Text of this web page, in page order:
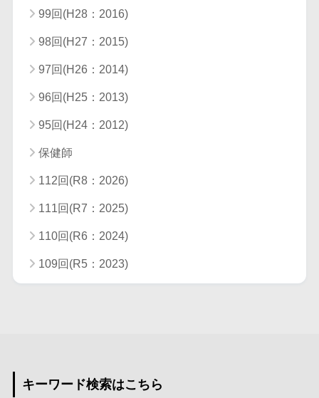
99回(H28：2016)
98回(H27：2015)
97回(H26：2014)
96回(H25：2013)
95回(H24：2012)
保健師
112回(R8：2026)
111回(R7：2025)
110回(R6：2024)
109回(R5：2023)
キーワード検索はこちら